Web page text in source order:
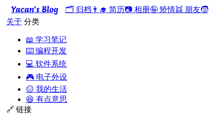
Yacan's Blog 🗂️ 归档 👨‍🎓 简历📷 相册🤪 矫情👯 朋友🧒
关于 分类
📖 学习笔记
⌨️ 编程开发
💻 软件系统
🎮 电子外设
😑 我的生活
😆 有点意思
🔗 链接